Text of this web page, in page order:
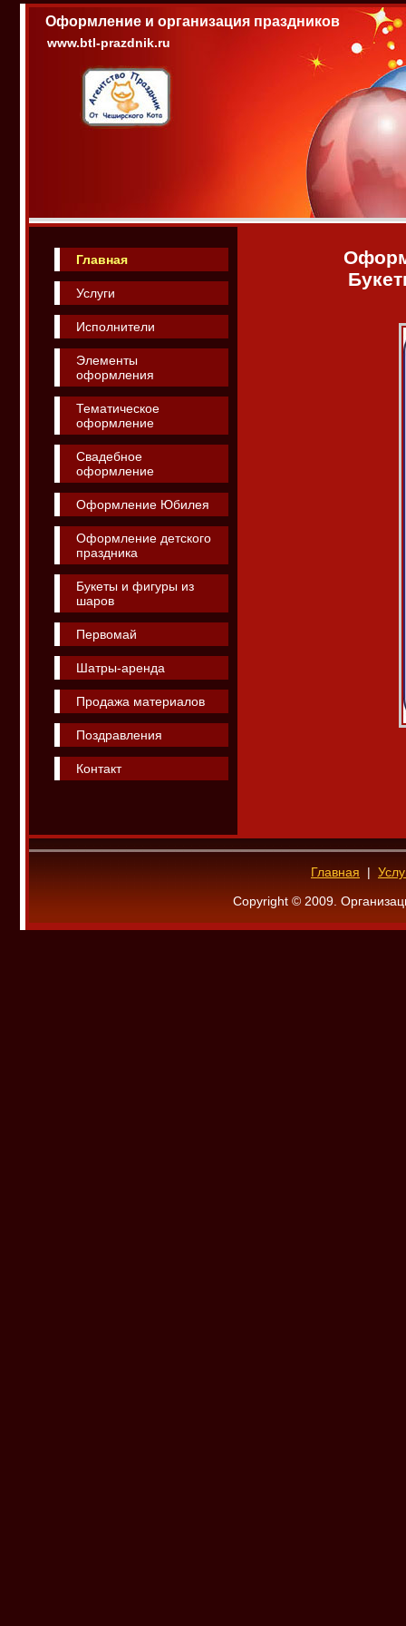
Оформление и организация праздников
www.btl-prazdnik.ru
Главная
Услуги
Исполнители
Элементы
оформления
Тематическое
оформление
Свадебное
оформление
Оформление Юбилея
Оформление детского
праздника
Букеты и фигуры из
шаров
Первомай
Шатры-аренда
Продажа материалов
Поздравления
Контакт
Главная |
Copyright © 2009.